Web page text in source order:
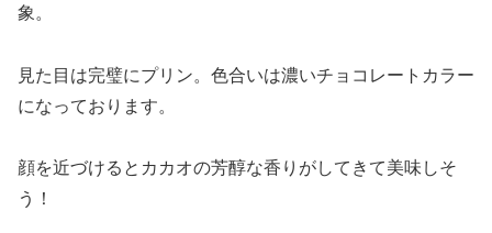
象。
見た目は完璧にプリン。色合いは濃いチョコレートカラー
になっております。
顔を近づけるとカカオの芳醇な香りがしてきて美味しそ
う！